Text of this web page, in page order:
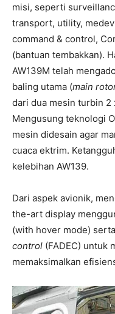
misi, seperti
transport, utility,
command & control,
(bantuan tembakkan).
AW139M telah
baling utama (main
dari dua mesin turbin 2
Mengusung teknologi
mesin didesain agar
cuaca ektrim.
kelebihan AW139.
Dari aspek avionik,
the-art display
(with hover mode) serta
control (FADEC) untuk
memaksimalkan